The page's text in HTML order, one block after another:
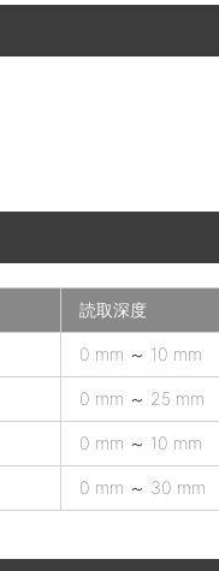
読取深度
0 mm ～ 10 mm
0 mm ～ 25 mm
0 mm ～ 10 mm
0 mm ～ 30 mm